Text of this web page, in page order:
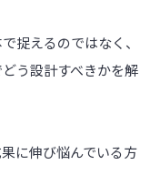
捉えるのではなく、
う設計すべきかを解
に伸び悩んでいる方